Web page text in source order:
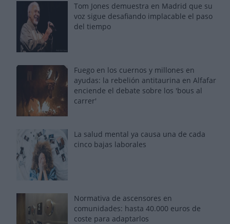
Tom Jones demuestra en Madrid que su
voz sigue desafiando implacable el paso
del tiempo
Fuego en los cuernos y millones en
ayudas: la rebelión antitaurina en Alfafar
enciende el debate sobre los 'bous al
carrer'
La salud mental ya causa una de cada
cinco bajas laborales
Normativa de ascensores en
comunidades: hasta 40.000 euros de
coste para adaptarlos